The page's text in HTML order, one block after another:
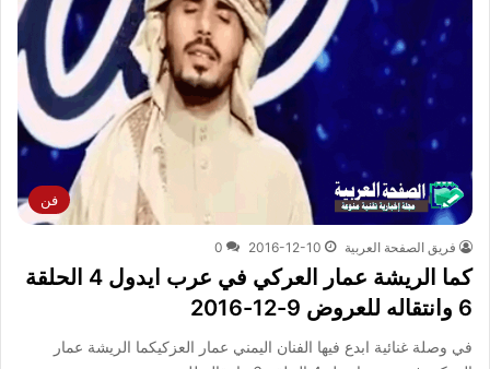
فن
فريق الصفحة العربية 2016-12-10
0
كما الريشة عمار العركي في عرب ايدول 4 الحلقة
6 وانتقاله للعروض 9-12-2016
في وصلة غنائية ابدع فيها الفنان اليمني عمار العزكيكما الريشة عمار